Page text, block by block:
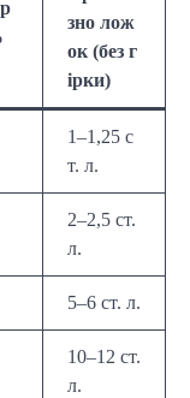
зно лож
ок (без г
ірки)
1–1,25 с
т. л.
2–2,5 ст.
л.
5–6 ст. л.
10–12 ст.
л.